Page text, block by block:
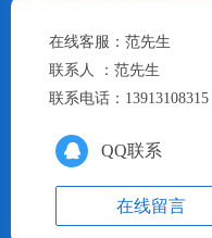
在线客服：范先生
联系人 ：范先生
联系电话： 13913108315
QQ联系
在线留言